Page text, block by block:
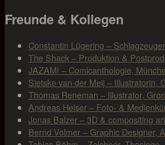
Freunde & Kollegen
Constantin Lügering –
The Shack – Produktion &
JAZAM! – Comicanthologie,
Sietske van der Meij – Illustratorin,
Thomas Reneman – Illustrator,
Andreas Heiser – Foto- &
Jonas Balzer – 3D & compositing
Bernd Volmer – Graphic Designer,